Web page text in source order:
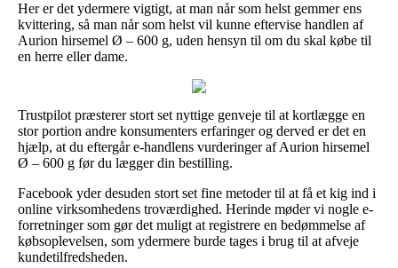
Her er det ydermere vigtigt, at man når som helst gemmer ens
kvittering, så man når som helst vil kunne eftervise handlen af
Aurion hirsemel Ø – 600 g, uden hensyn til om du skal købe til
en herre eller dame.
Trustpilot præsterer stort set nyttige genveje til at kortlægge en
stor portion andre konsumenters erfaringer og derved er det en
hjælp, at du eftergår e-handlens vurderinger af Aurion hirsemel
Ø – 600 g før du lægger din bestilling.
Facebook yder desuden stort set fine metoder til at få et kig ind i
online virksomhedens troværdighed. Herinde møder vi nogle e-
forretninger som gør det muligt at registrere en bedømmelse af
købsoplevelsen, som ydermere burde tages i brug til at afveje
kundetilfredsheden.